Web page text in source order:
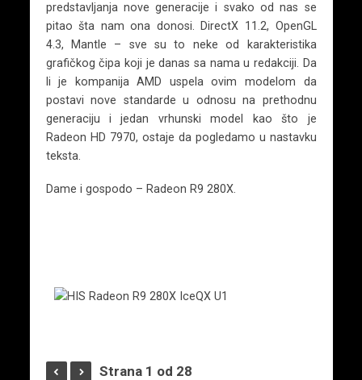
predstavljanja nove generacije i svako od nas se
pitao šta nam ona donosi. DirectX 11.2, OpenGL
4.3, Mantle – sve su to neke od karakteristika
grafičkog čipa koji je danas sa nama u redakciji. Da
li je kompanija AMD uspela ovim modelom da
postavi nove standarde u odnosu na prethodnu
generaciju i jedan vrhunski model kao što je
Radeon HD 7970, ostaje da pogledamo u nastavku
teksta.
Dame i gospodo – Radeon R9 280X.
Strana 1 od 28